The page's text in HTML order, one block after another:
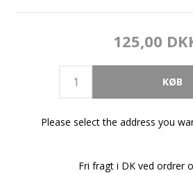
125,00
Please select the address you
Fri fragt i DK ved ordrer